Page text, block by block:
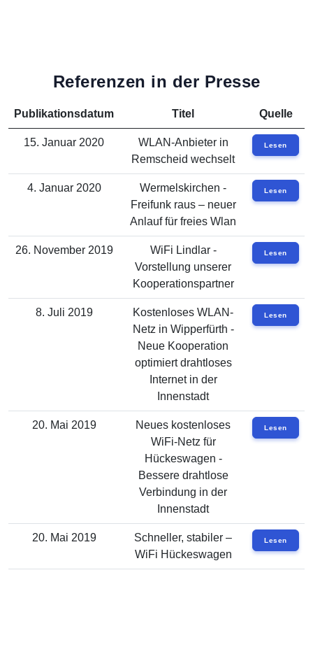
Referenzen in der Presse
Publikationsdatum Titel Quelle
15. Januar 2020
WLAN-Anbieter in
Remscheid wechselt
Lesen
4. Januar 2020
Wermelskirchen -
Freifunk raus – neuer
Anlauf für freies Wlan
Lesen
26. November 2019
WiFi Lindlar -
Vorstellung unserer
Kooperationspartner
Lesen
8. Juli 2019
Kostenloses WLAN-
Netz in Wipperfürth -
Neue Kooperation
optimiert drahtloses
Internet in der
Innenstadt
Lesen
20. Mai 2019
Neues kostenloses
WiFi-Netz für
Hückeswagen -
Bessere drahtlose
Verbindung in der
Innenstadt
Lesen
20. Mai 2019
Schneller, stabiler –
WiFi Hückeswagen
Lesen